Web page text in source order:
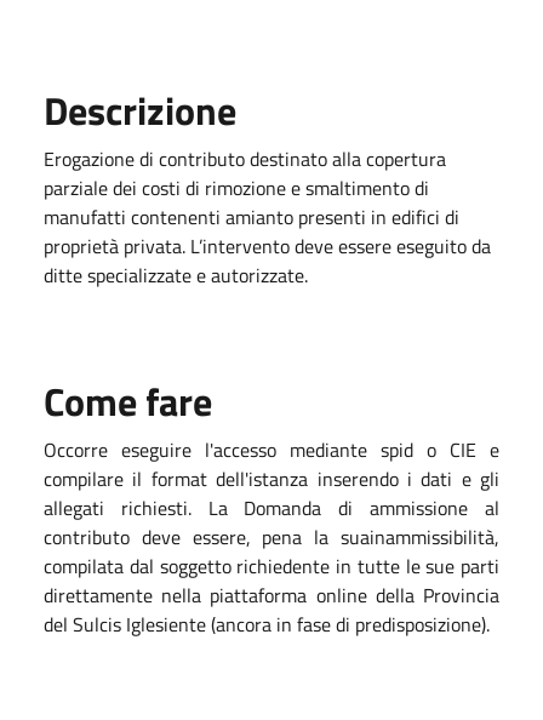
Descrizione
Erogazione di contributo destinato alla copertura
parziale dei costi di rimozione e smaltimento di
manufatti contenenti amianto presenti in edifici di
proprietà privata. L’intervento deve essere eseguito da
ditte specializzate e autorizzate.
Come fare
Occorre eseguire l'accesso mediante spid o CIE e
compilare il format dell'istanza inserendo i dati e gli
allegati richiesti. La Domanda di ammissione al
contributo deve essere, pena la suainammissibilità,
compilata dal soggetto richiedente in tutte le sue parti
direttamente nella piattaforma online della Provincia
del Sulcis Iglesiente (ancora in fase di predisposizione).